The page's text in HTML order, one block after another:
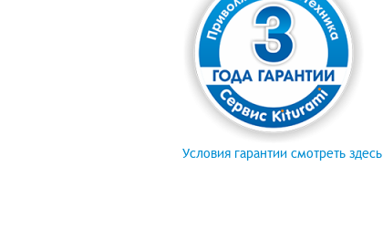
Условия гарантии смотреть здесь